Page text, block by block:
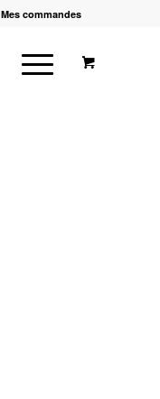
Mes commandes